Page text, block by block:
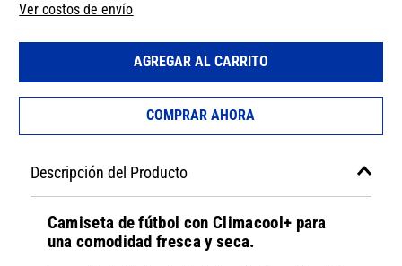
Ver costos de envío
AGREGAR AL CARRITO
COMPRAR AHORA
Descripción del Producto
Camiseta de fútbol con Climacool+ para
una comodidad fresca y seca.